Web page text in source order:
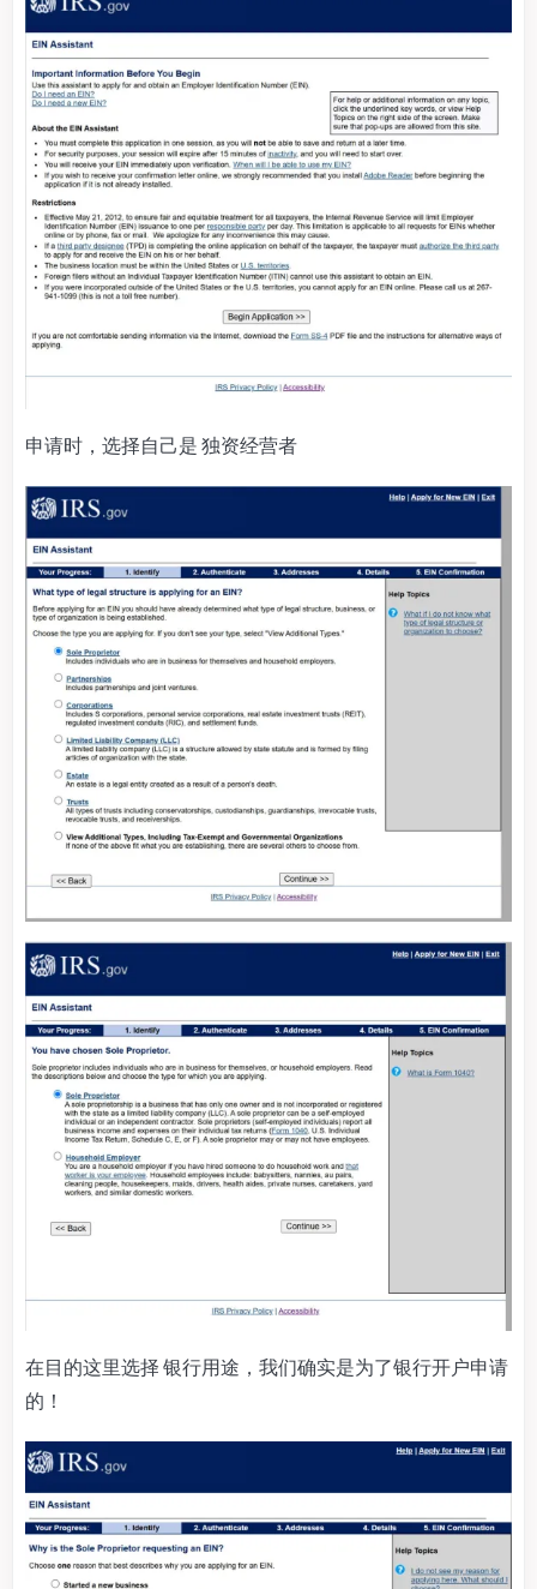
申请时，选择自己是 独资经营者
在目的这里选择 银行用途，我们确实是为了银行开户申请
的！